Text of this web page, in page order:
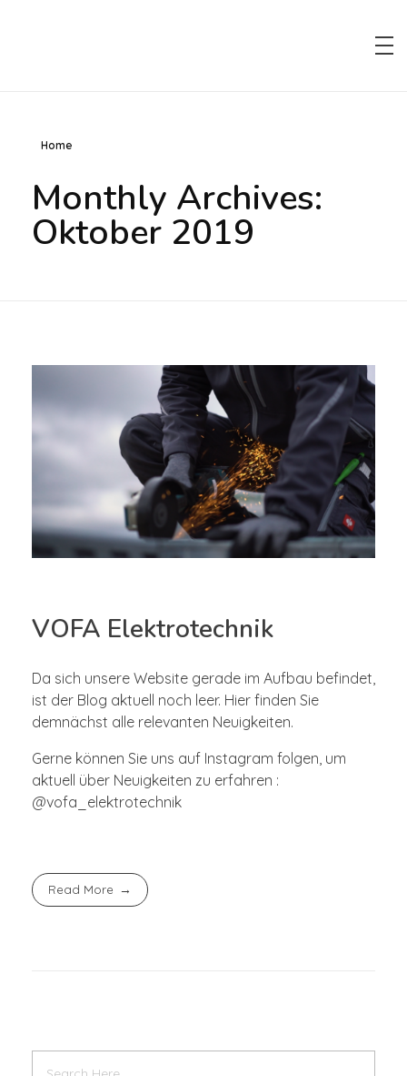
Home
Monthly Archives:
Oktober 2019
VOFA Elektrotechnik
Da sich unsere Website gerade im Aufbau befindet,
ist der Blog aktuell noch leer. Hier finden Sie
demnächst alle relevanten Neuigkeiten.
Gerne können Sie uns auf Instagram folgen, um
aktuell über Neuigkeiten zu erfahren :
@vofa_elektrotechnik
Read More